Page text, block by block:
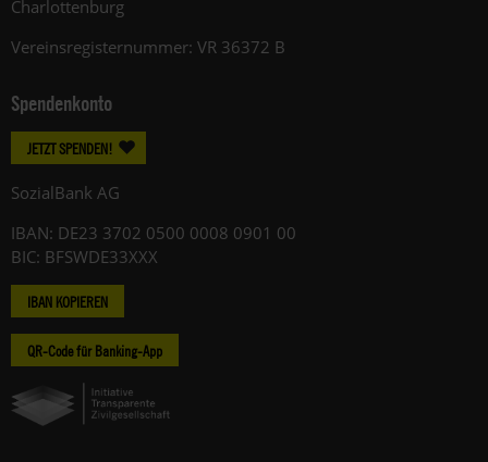
Charlottenburg
Vereinsregisternummer: VR 36372 B
Spendenkonto
JETZT SPENDEN!
SozialBank AG
IBAN: DE23 3702 0500 0008 0901 00
BIC: BFSWDE33XXX
IBAN KOPIEREN
QR-Code für Banking-App